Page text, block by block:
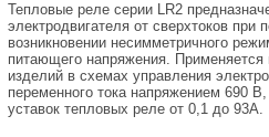
Тепловые реле серии LR2
электродвигателя от сверхтоков при
возникновении несимметричного
питающего напряжения.
изделий в схемах управления
переменного тока напряжением 690
уставок тепловых реле от 0,1 до 93А.